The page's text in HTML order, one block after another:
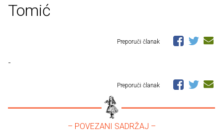
Tomić
Preporuči članak
-
Preporuči članak
– POVEZANI SADRŽAJ –